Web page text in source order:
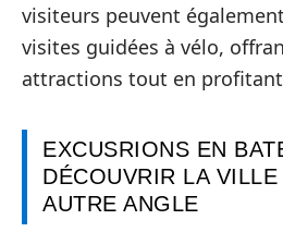
visiteurs peuvent
visites guidées à vélo,
attractions tout en profitant
EXCUSRIONS EN
DÉCOUVRIR LA
AUTRE ANGLE